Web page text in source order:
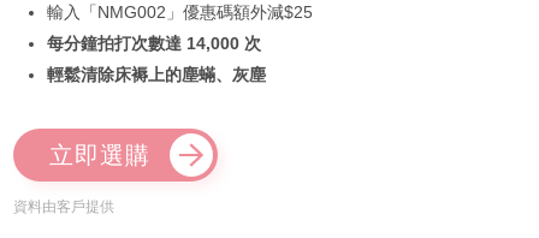
輸入「NMG002」優惠碼額外減$25
每分鐘拍打次數達 14,000 次
輕鬆清除床褥上的塵蟎、灰塵
立即選購
資料由客戶提供